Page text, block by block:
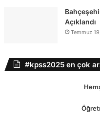
Açıklandı
Temmuz
#kpss2025 en çok